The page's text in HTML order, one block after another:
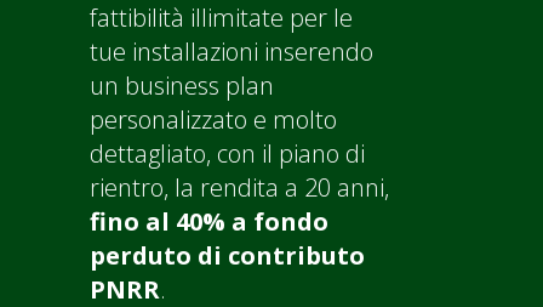
fattibilità illimitate per le
tue installazioni inserendo
un business plan
personalizzato e molto
dettagliato, con il piano di
rientro, la rendita a 20 anni,
fino al 40% a fondo
perduto di contributo
PNRR.